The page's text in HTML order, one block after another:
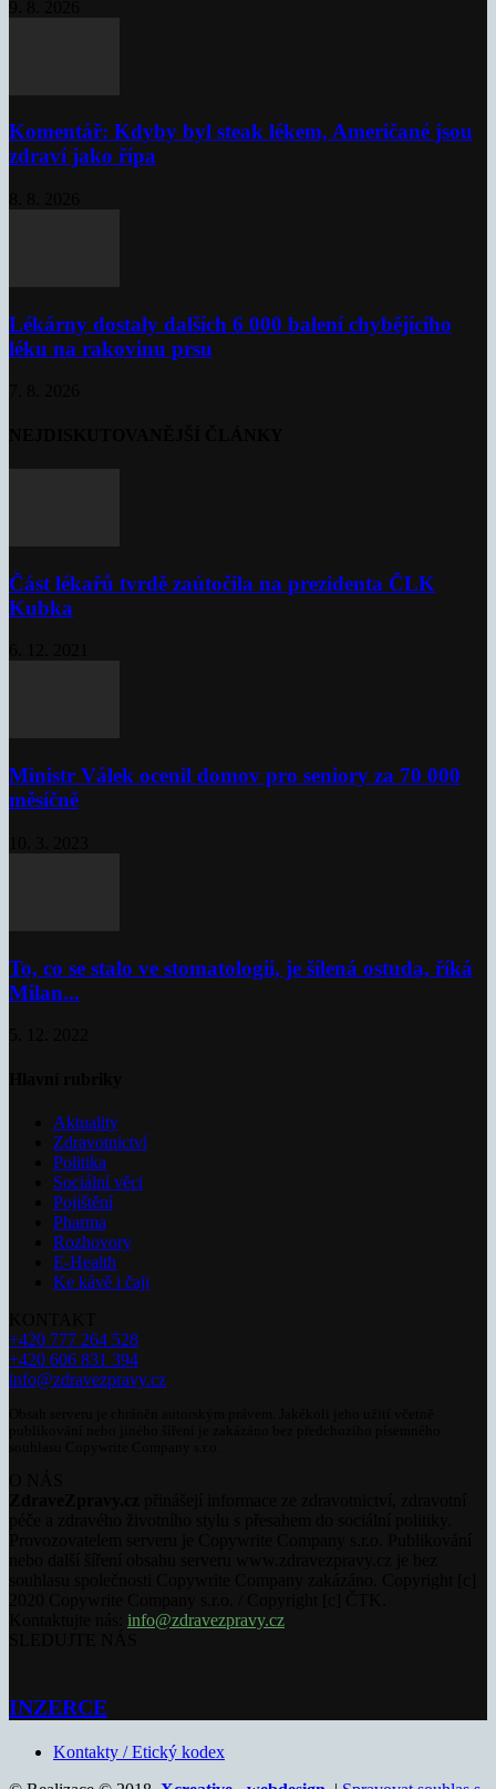
Komentář: Kdyby byl steak lékem, Američané jsou
zdraví jako řípa
Lékárny dostaly dalších 6 000 balení chybějícího
léku na rakovinu prsu
Část lékařů tvrdě zaútočila na prezidenta ČLK
Kubka
Ministr Válek ocenil domov pro seniory za 70 000
měsíčně
To, co se stalo ve stomatologii, je šílená ostuda, říká
Milan...
Aktuality
Zdravotnictví
Politika
Sociální věci
Pojištění
Pharma
Rozhovory
E-Health
Ke kávě i čaji
+420 777 264 528
+420 606 831 394
info@zdravezpravy.cz
info@zdravezpravy.cz
INZERCE
Kontakty / Etický kodex